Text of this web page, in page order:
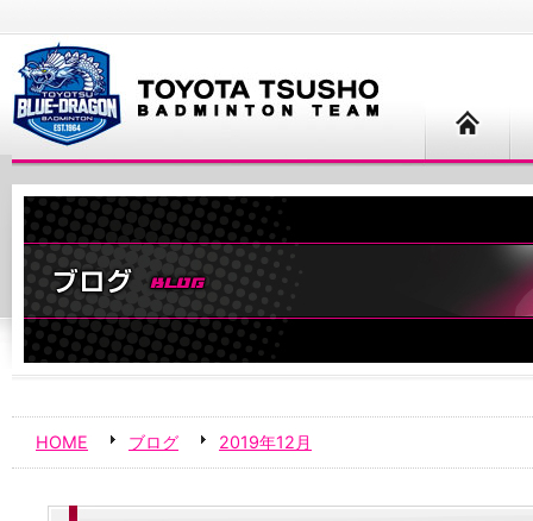
HOME ブログ 2019年12月